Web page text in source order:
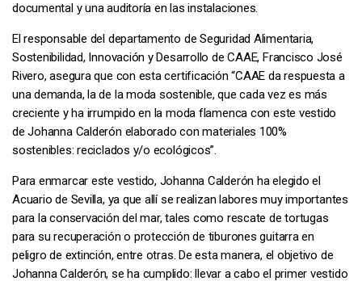
documental y una auditoría en las instalaciones.
El responsable del departamento de Seguridad Alimentaria,
Sostenibilidad, Innovación y Desarrollo de CAAE, Francisco José
Rivero, asegura que con esta certificación “CAAE da respuesta a
una demanda, la de la moda sostenible, que cada vez es más
creciente y ha irrumpido en la moda flamenca con este vestido
de Johanna Calderón elaborado con materiales 100%
sostenibles: reciclados y/o ecológicos”.
Para enmarcar este vestido, Johanna Calderón ha elegido el
Acuario de Sevilla, ya que allí se realizan labores muy importantes
para la conservación del mar, tales como rescate de tortugas
para su recuperación o protección de tiburones guitarra en
peligro de extinción, entre otras. De esta manera, el objetivo de
Johanna Calderón, se ha cumplido: llevar a cabo el primer vestido